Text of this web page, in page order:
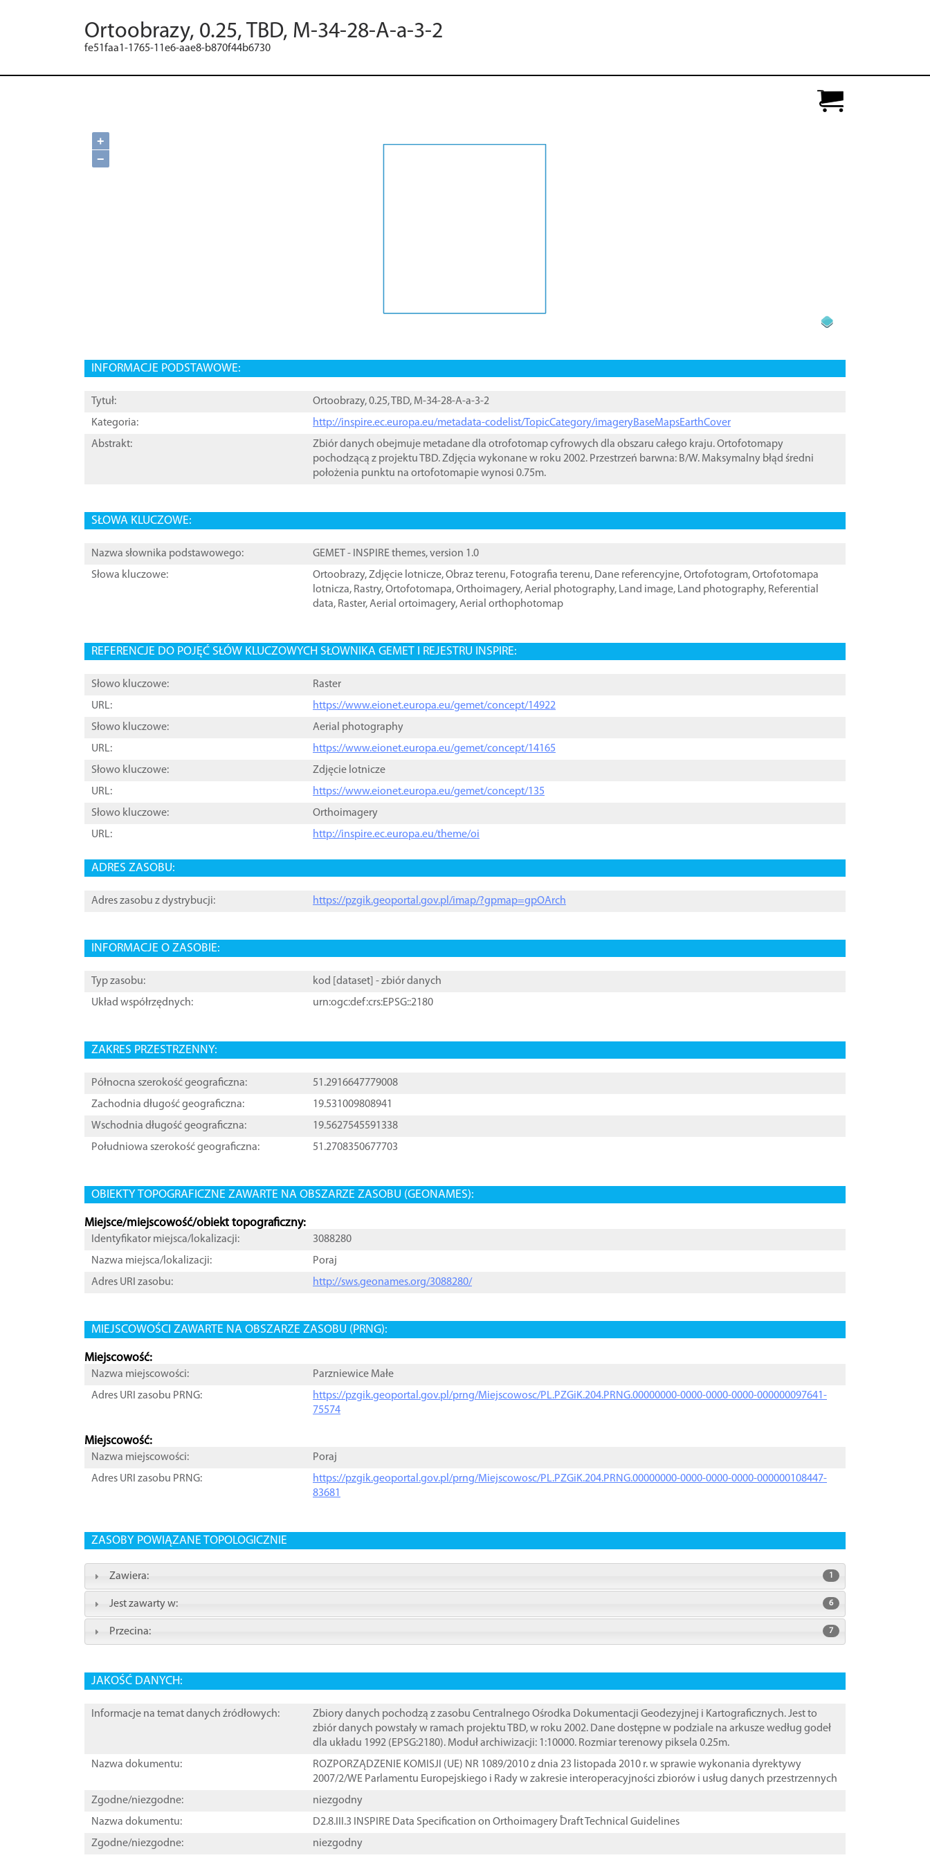
Ortoobrazy, 0.25, TBD, M-34-28-A-a-3-2
fe51faa1-1765-11e6-aae8-b870f44b6730
+
−
INFORMACJE PODSTAWOWE:
Tytuł:
Ortoobrazy, 0.25, TBD, M-34-28-A-a-3-2
Kategoria:
http://inspire.ec.europa.eu/metadata-codelist/TopicCategory/imageryBaseMapsEarthCover
Abstrakt:
Zbiór danych obejmuje metadane dla otrofotomap cyfrowych dla obszaru całego kraju. Ortofotomapy
pochodzącą z projektu TBD. Zdjęcia wykonane w roku 2002. Przestrzeń barwna: B/W. Maksymalny błąd średni
położenia punktu na ortofotomapie wynosi 0.75m.
SŁOWA KLUCZOWE:
Nazwa słownika podstawowego:
GEMET - INSPIRE themes, version 1.0
Słowa kluczowe:
Ortoobrazy,Zdjęcie lotnicze,Obraz terenu, Fotografia terenu, Dane referencyjne,Ortofotogram,Ortofotomapa
lotnicza, Rastry,Ortofotomapa,Orthoimagery,Aerial photography, Land image, Land photography, Referential
data, Raster,Aerial ortoimagery,Aerial orthophotomap
REFERENCJE DO POJĘĆ SŁÓW KLUCZOWYCH SŁOWNIKA GEMET I REJESTRU INSPIRE:
Słowo kluczowe:
Raster
URL:
https://www.eionet.europa.eu/gemet/concept/14922
Słowo kluczowe:
Aerial photography
URL:
https://www.eionet.europa.eu/gemet/concept/14165
Słowo kluczowe:
Zdjęcie lotnicze
URL:
https://www.eionet.europa.eu/gemet/concept/135
Słowo kluczowe:
Orthoimagery
URL:
http://inspire.ec.europa.eu/theme/oi
ADRES ZASOBU:
Adres zasobu z dystrybucji: https://pzgik.geoportal.gov.pl/imap/?gpmap=gpOArch
INFORMACJE O ZASOBIE:
Typ zasobu: kod [ dataset ] - zbiór danych
Układ współrzędnych:
urn:ogc:def:crs:EPSG::2180
ZAKRES PRZESTRZENNY:
Północna szerokość geograficzna:
51.2916647779008
Zachodnia długość geograficzna:
19.531009808941
Wschodnia długość geograficzna:
19.5627545591338
Południowa szerokość geograficzna:
51.2708350677703
OBIEKTY TOPOGRAFICZNE ZAWARTE NA OBSZARZE ZASOBU (GEONAMES):
Miejsce/miejscowość/obiekt topograficzny:
Identyfikator miejsca/lokalizacji:
3088280
Nazwa miejsca/lokalizacji:
Poraj
Adres URI zasobu:
http://sws.geonames.org/3088280/
MIEJSCOWOŚCI ZAWARTE NA OBSZARZE ZASOBU (PRNG):
Miejscowość:
Nazwa miejscowości:
Parzniewice Małe
Adres URI zasobu PRNG:
https://pzgik.geoportal.gov.pl/prng/Miejscowosc/PL.PZGiK.204.PRNG.00000000-0000-0000-0000-000000097641-
75574
Miejscowość:
Nazwa miejscowości:
Poraj
Adres URI zasobu PRNG:
https://pzgik.geoportal.gov.pl/prng/Miejscowosc/PL.PZGiK.204.PRNG.00000000-0000-0000-0000-000000108447-
83681
ZASOBY POWIĄZANE TOPOLOGICZNIE
Zawiera: 1
Jest zawarty w: 6
Przecina: 7
JAKOŚĆ DANYCH:
Informacje na temat danych źródłowych:
Zbiory danych pochodzą z zasobu Centralnego Ośrodka Dokumentacji Geodezyjnej i Kartograficznych. Jest to
zbiór danych powstały w ramach projektu TBD, w roku 2002. Dane dostępne w podziale na arkusze według godeł
dla układu 1992 (EPSG:2180). Moduł archiwizacji: 1:10000. Rozmiar terenowy piksela 0.25m.
Nazwa dokumentu:
ROZPORZĄDZENIE KOMISJI (UE) NR 1089/2010 z dnia 23 listopada 2010 r. w sprawie wykonania dyrektywy
2007/2/WE Parlamentu Europejskiego i Rady w zakresie interoperacyjności zbiorów i usług danych przestrzennych
Zgodne/niezgodne:
niezgodny
Nazwa dokumentu:
D2.8.III.3 INSPIRE Data Specification on Orthoimagery ֠Draft Technical Guidelines
Zgodne/niezgodne:
niezgodny